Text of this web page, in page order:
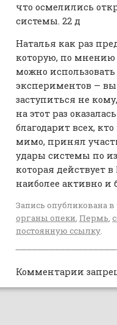
что осмелились
системы. 22 д
Наталья как раз
которую, по
можно
экспериментов —
заступиться не
на этот раз
благодарит всех,
мимо, принял
удары системы по
которая действует
наиболее активно и
Запись опубликована
органы опеки, Пермь,
постоянную ссылку.
Комментарии